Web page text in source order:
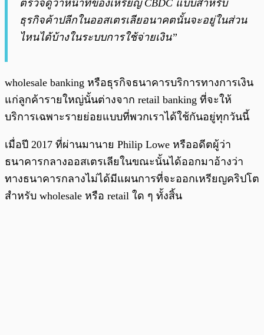
ตรวจดูว่าหน้าที่ของเหรียญ CBDC แบบสำหรับ
ธุรกิจค้าปลีกในออสเตรเลียอนาคตนั้นจะอยู่ในส่วน
ไหนได้บ้างในระบบการใช้จ่ายเงิน”
wholesale banking หรือธุรกิจธนาคารบริการทางการเงิน
แก่ลูกค้ารายใหญ่นั้นต่างจาก retail banking ที่จะให้
บริการเฉพาะรายย่อยแบบที่พวกเราได้ใช้กันอยู่ทุกวันนี้
เมื่อปี 2017 ที่ผ่านมานาย Philip Lowe หรืออดีตผู้ว่า
ธนาคารกลางออสเตรเลียในขณะนั้นได้ออกมาอ้างว่า
ทางธนาคารกลางไม่ได้มีแผนการที่จะออกเหรียญคริปโต
สำหรับ wholesale หรือ retail ใด ๆ ทั้งสิ้น